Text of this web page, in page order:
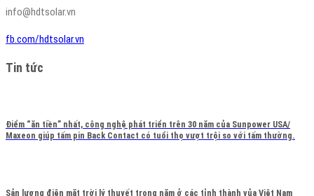
info@hdtsolar.vn
fb.com/hdtsolar.vn
Tin tức
Điểm “ăn tiền” nhất, công nghệ phát triển trên 30 năm của Sunpower USA/
Maxeon giúp tấm pin Back Contact có tuổi thọ vượt trội so với tấm thường.
Sản lượng điện mặt trời lý thuyết trong năm ở các tỉnh thành vủa Việt Nam